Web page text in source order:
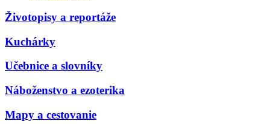
Životopisy a reportáže
Kuchárky
Učebnice a slovníky
Náboženstvo a ezoterika
Mapy a cestovanie